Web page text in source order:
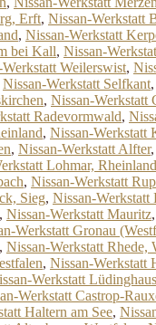
Erft, Nissan-Werkstatt
, Nissan-Werkstatt
bei Kall, Nissan-
Weilerswist,
Nissan-Werkstatt Selfkant,
, Nissan-Werkstatt
Radevormwald,
, Nissan-Werkstatt
, Nissan-Werkstatt Alfter,
Lohmar, Rheinland
, Nissan-Werkstatt
Sieg, Nissan-Werkstatt
, Nissan-Werkstatt Mauritz,
Werkstatt Gronau
, Nissan-Werkstatt Rhede,
, Nissan-Werkstatt
Werkstatt
Werkstatt Castrop-
Haltern am See,